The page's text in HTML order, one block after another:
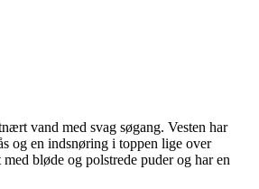
vand med svag søgang. Vesten har
og en indsnøring i toppen lige over
bløde og polstrede puder og har en